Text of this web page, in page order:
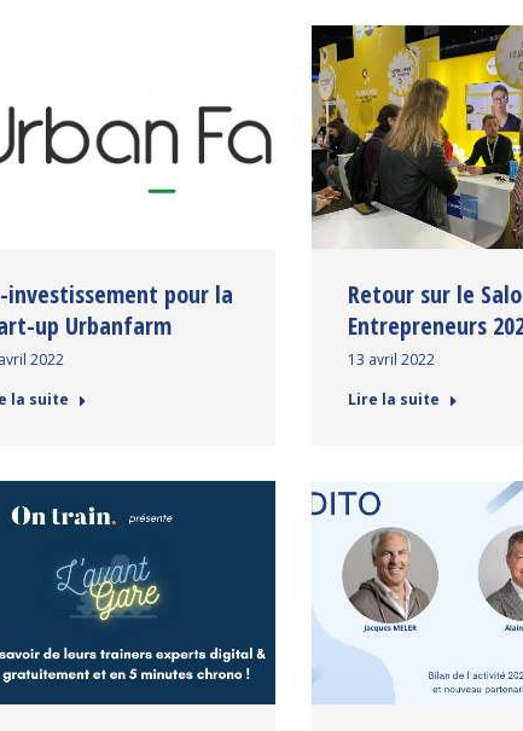
investissement pour la
up Urbanfarm
2022
la suite
Retour sur le
Entrepreneurs
13 avril 2022
Lire la suite